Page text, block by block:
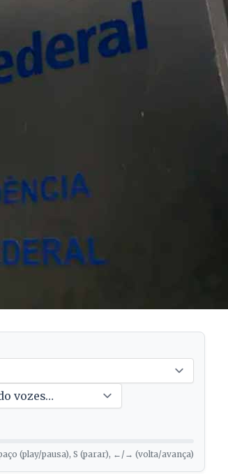
(play/pausa), S (parar), ←/→ (volta/avança)